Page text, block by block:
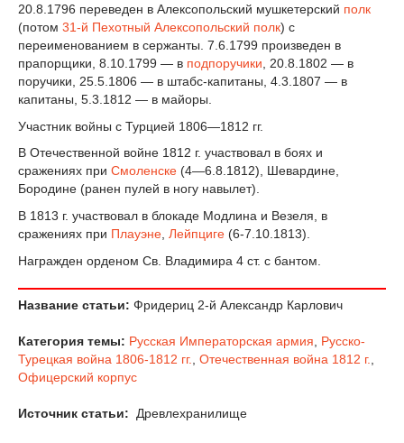
20.8.1796 переведен в Алексопольский мушкетерский полк
(потом 31-й Пехотный Алексопольский полк) с
переименованием в сержанты. 7.6.1799 произведен в
прапорщики, 8.10.1799 — в подпоручики , 20.8.1802 — в
поручики, 25.5.1806 — в штабс-капитаны, 4.3.1807 — в
капитаны, 5.3.1812 — в майоры.
Участник войны с Турцией 1806—1812 гг.
В Отечественной войне 1812 г. участвовал в боях и
сражениях при Смоленске (4—6.8.1812), Шевардине,
Бородине (ранен пулей в ногу навылет).
В 1813 г. участвовал в блокаде Модлина и Везеля, в
сражениях при Плауэне Лейпциге (6-7.10.1813).
Награжден орденом Св. Владимира 4 ст. с бантом.
Название статьи: Фридериц 2-й Александр Карлович
Категория темы: Русская Императорская армия
Русско-
Турецкая война 1806-1812 гг.
Отечественная война 1812 г.
Офицерский корпус
Источник статьи: Древлехранилище